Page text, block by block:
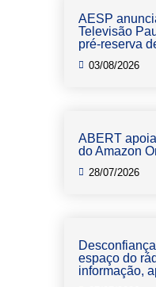
AESP
Televisão
pré-reserva
03/08/2026
ABERT
do Amazon
28/07/2026
espaço do
informação,